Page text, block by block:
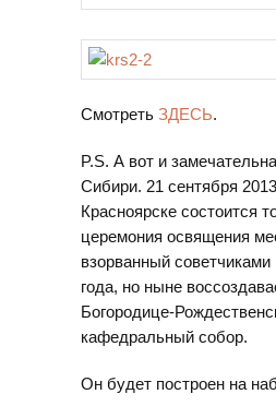
Cмотреть ЗДЕСЬ.
P.S. А вот и
Cибири. 21 сентября
Красноярске состоится
церемония освящения
взорванный
года, но ныне
Богородице-
кафедральный собор.
Он будет построен на